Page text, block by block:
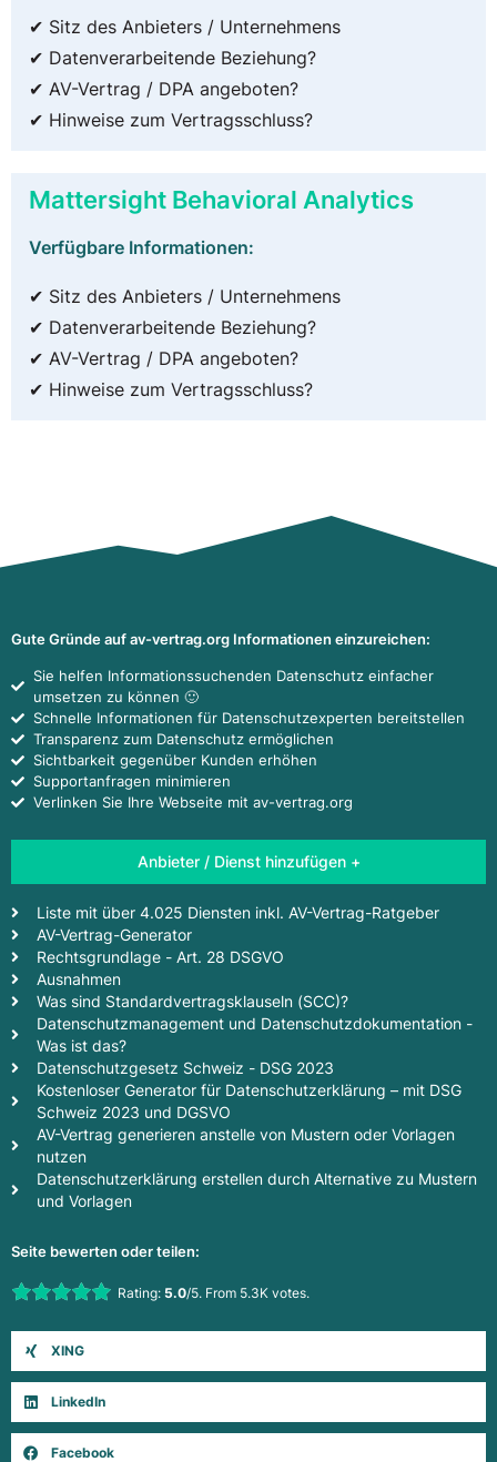
✔ Sitz des Anbieters / Unternehmens
✔ Datenverarbeitende Beziehung?
✔ AV-Vertrag / DPA angeboten?
✔ Hinweise zum Vertragsschluss?
Mattersight Behavioral Analytics
Verfügbare Informationen:
✔ Sitz des Anbieters / Unternehmens
✔ Datenverarbeitende Beziehung?
✔ AV-Vertrag / DPA angeboten?
✔ Hinweise zum Vertragsschluss?
Gute Gründe auf av-vertrag.org Informationen einzureichen:
Sie helfen Informationssuchenden Datenschutz einfacher
umsetzen zu können 🙂
Schnelle Informationen für Datenschutzexperten bereitstellen
Transparenz zum Datenschutz ermöglichen
Sichtbarkeit gegenüber Kunden erhöhen
Supportanfragen minimieren
Verlinken Sie Ihre Webseite mit av-vertrag.org
Anbieter / Dienst hinzufügen +
Liste mit über 4.025 Diensten inkl. AV-Vertrag-Ratgeber
AV-Vertrag-Generator
Rechtsgrundlage - Art. 28 DSGVO
Ausnahmen
Was sind Standardvertragsklauseln (SCC)?
Datenschutzmanagement und Datenschutzdokumentation -
Was ist das?
Datenschutzgesetz Schweiz - DSG 2023
Kostenloser Generator für Datenschutzerklärung – mit DSG
Schweiz 2023 und DGSVO
AV-Vertrag generieren anstelle von Mustern oder Vorlagen
nutzen
Datenschutzerklärung erstellen durch Alternative zu Mustern
und Vorlagen
Seite bewerten oder teilen:
Rate this item:Rating: 5.0/5. From 5.3K votes.
XING
LinkedIn
Facebook